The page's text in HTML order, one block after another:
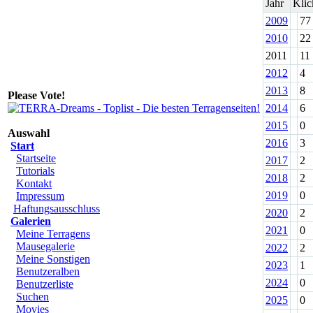
Please Vote!
Auswahl
Start
Startseite
Tutorials
Kontakt
Impressum
Haftungsausschluss
Galerien
Meine Terragens
Mausegalerie
Meine Sonstigen
Benutzeralben
Benutzerliste
Suchen
Movies
Jahr
2009
77
2010
22
2011
11
2012
4
2013
8
2014
6
2015
0
2016
3
2017
2
2018
2
2019
0
2020
2
2021
0
2022
2
2023
1
2024
0
2025
0